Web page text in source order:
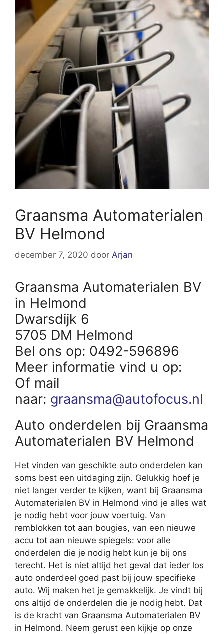
Graansma Automaterialen
BV Helmond
december 7, 2020 door Arjan
Graansma Automaterialen BV
in Helmond
Dwarsdijk 6
5705 DM Helmond
Bel ons op: 0492-596896
Meer informatie vind u op:
Of mail
naar: graansma@autofocus.nl
Auto onderdelen bij Graansma
Automaterialen BV Helmond
Het vinden van geschikte auto onderdelen kan
soms best een uitdaging zijn. Gelukkig hoef je
niet langer verder te kijken, want bij Graansma
Automaterialen BV in Helmond vind je alles wat
je nodig hebt voor jouw voertuig. Van
remblokken tot aan bougies, van een nieuwe
accu tot aan nieuwe spiegels: voor alle
onderdelen die je nodig hebt kun je bij ons
terecht. Het is niet altijd het geval dat ieder los
auto onderdeel goed past bij jouw specifieke
auto. Wij maken het je gemakkelijk. Je vindt bij
ons altijd de onderdelen die je nodig hebt. Dat
is de kracht van Graansma Automaterialen BV
in Helmond. Neem gerust een kijkje op onze